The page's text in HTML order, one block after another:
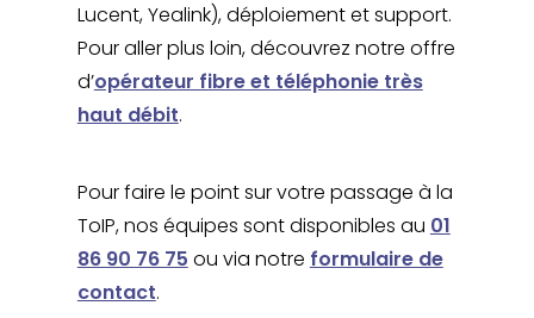
Lucent, Yealink), déploiement et support.
Pour aller plus loin, découvrez notre offre
d’opérateur fibre et téléphonie très
haut débit.
Pour faire le point sur votre passage à la
ToIP, nos équipes sont disponibles au 01
86 90 76 75 ou via notre formulaire de
contact.